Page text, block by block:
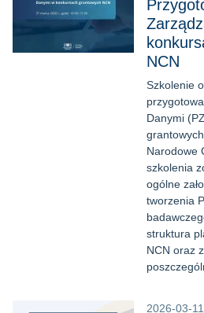
NCN
Szkolenie
Danymi
Narodowe
szkolenia
ogólne
tworzenia
struktura
NCN oraz
2026-03-11